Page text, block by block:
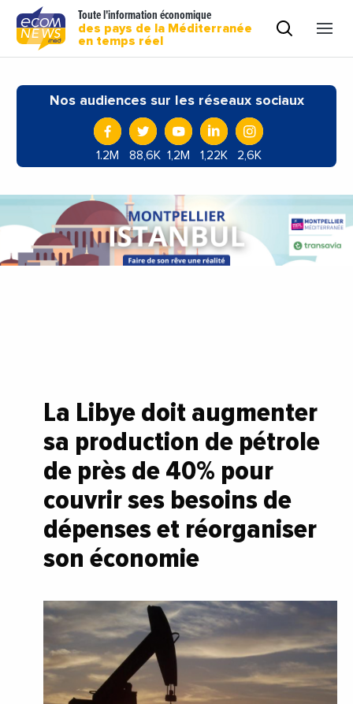
Toute l'information économique
des pays de la Méditerranée
en temps réel
Nos audiences sur les réseaux sociaux
1.2M 88,6K 1,2M 1,22K 2,6K
La Libye doit augmenter
sa production de pétrole
de près de 40% pour
couvrir ses besoins de
dépenses et réorganiser
son économie